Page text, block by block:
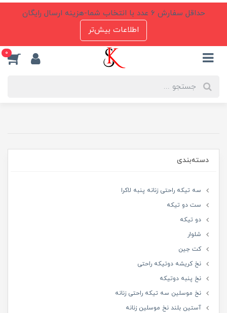
حداقل سفارش 6 عدد با انتخاب شما-هزینه ارسال رایگان
اطلاعات بیش‌تر
0
دسته‌بندی
سه تیکه راحتی زنانه پنبه لاکرا
ست دو تیکه
دو تیکه
شلوار
کت جین
نخ کریشه دوتیکه راحتی
نخ پنبه دوتیکه
نخ موسلین سه تیکه راحتی زنانه
آستین بلند نخ موسلین زنانه